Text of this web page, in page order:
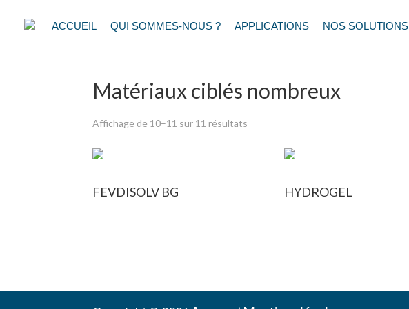
ACCUEIL QUI SOMMES-NOUS ? APPLICATIONS NOS SOLUTIONS
Matériaux ciblés nombreux
Affichage de 10–11 sur 11 résultats
FEVDISOLV BG HYDROGEL